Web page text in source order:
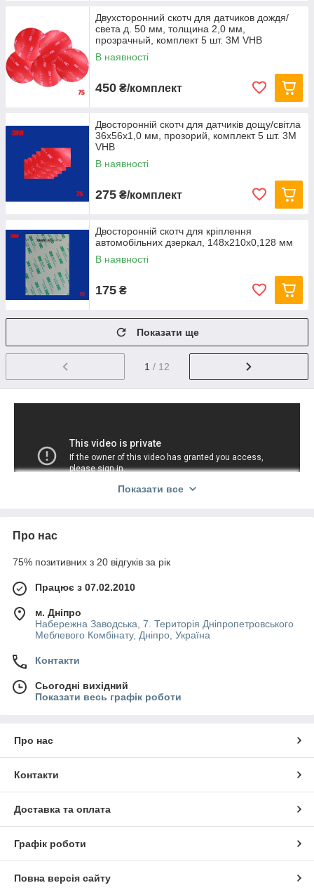
Двухсторонний скотч для датчиков дождя/
света д. 50 мм, толщина 2,0 мм,
прозрачный, комплект 5 шт. 3M VHB
В наявності
450 ₴/комплект
Двосторонній скотч для датчиків дощу/світла
36х56х1,0 мм, прозорий, комплект 5 шт. 3M
VHB
В наявності
275 ₴/комплект
Двосторонній скотч для кріплення
автомобільних дзеркал, 148х210х0,128 мм
В наявності
175 ₴
Показати ще
1 / 12
Показати все
Про нас
75% позитивних з 20 відгуків за рік
Працює з 07.02.2010
м. Дніпро
Набережна Заводська, 7. Територія Дніпропетровського
Меблевого Комбінату, Дніпро, Україна
Контакти
Сьогодні вихідний
Показати весь графік роботи
Про нас
Контакти
Доставка та оплата
Графік роботи
Повна версія сайту